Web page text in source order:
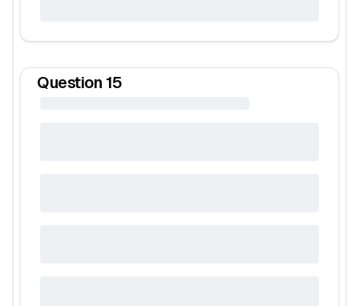
Question 15